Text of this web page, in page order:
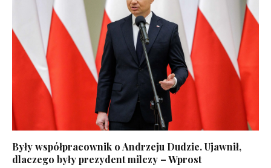
Były współpracownik o Andrzeju Dudzie. Ujawnił,
dlaczego były prezydent milczy – Wprost